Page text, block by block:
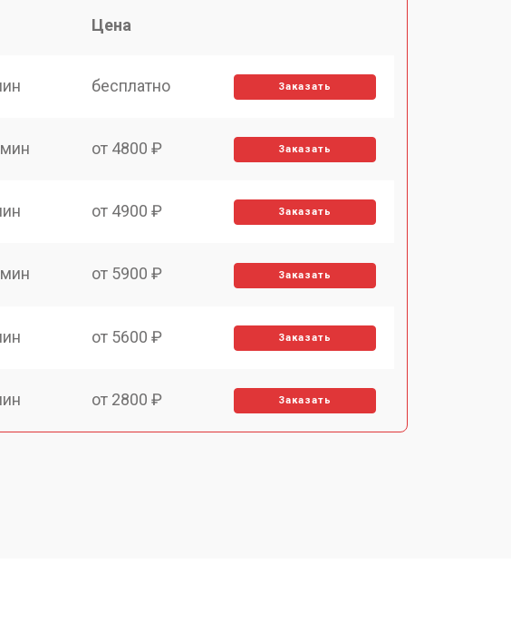
Цена
бесплатно Заказать
от 4800 ₽ Заказать
от 4900 ₽ Заказать
от 5900 ₽ Заказать
от 5600 ₽ Заказать
от 2800 ₽ Заказать